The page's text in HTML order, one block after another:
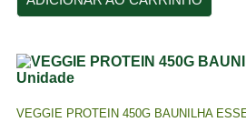
VEGGIE PROTEIN 450G BAUNILHA